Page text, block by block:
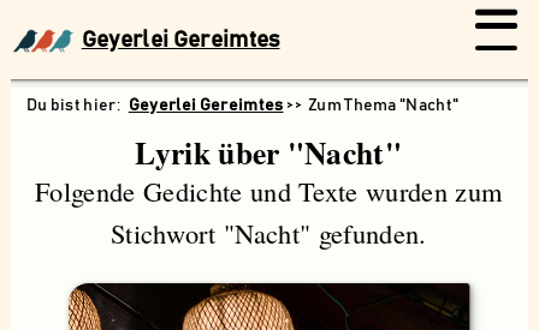
Geyerlei Gereimtes
Geyerlei Gereimtes Zum Thema "Nacht"
Lyrik über "Nacht"
Folgende Gedichte und Texte wurden zum
Stichwort "Nacht" gefunden.